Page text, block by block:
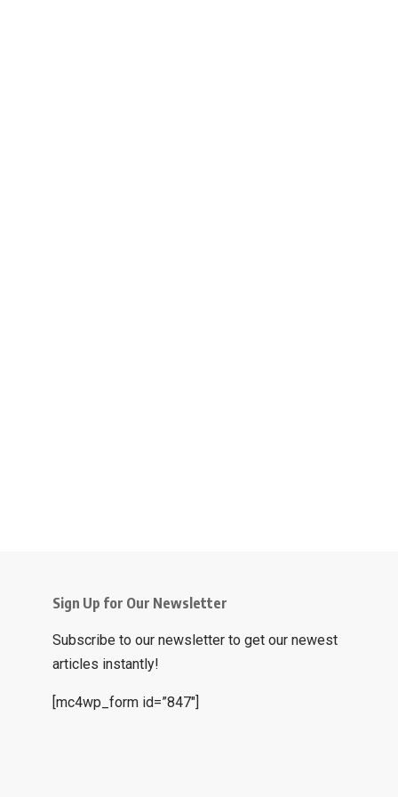
Sign Up for Our Newsletter
Subscribe to our newsletter to get our newest
articles instantly!
[mc4wp_form id=”847″]